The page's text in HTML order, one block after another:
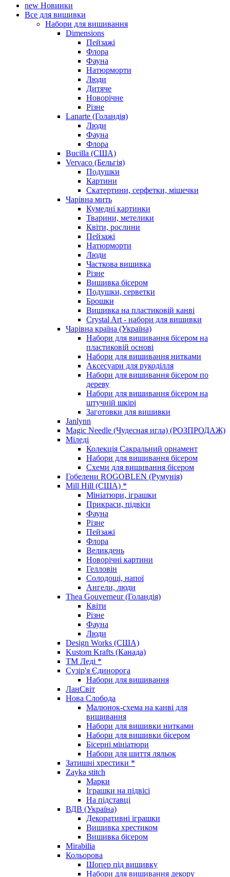
new Новинки
Все для вишивки
Набори для вишивання
Dimensions
Пейзажі
Флора
Фауна
Натюрморти
Люди
Дитяче
Новорічне
Різне
Lanarte (Голандія)
Люди
Фауна
Флора
Bucilla (США)
Vervaco (Бельгія)
Подушки
Картини
Скатертини, серфетки, мішечки
Чарiвна мить
Кумедні картинки
Тварини, метелики
Квіти, рослини
Пейзажі
Натюрморти
Люди
Часткова вишивка
Різне
Вишивка бісером
Подушки, серветки
Брошки
Вишивка на пластиковій канві
Crystal Art - набори для вишивки
Чарівна країна (Україна)
Набори для вишивання бісером на
пластиковій основі
Набори для вишивання нитками
Аксесуари для рукоділля
Набори для вишивання бісером по
дереву
Набори для вишивання бісером на
штучній шкірі
Заготовки для вишивки
Janlynn
Magic Needle (Чудесная игла) (РОЗПРОДАЖ)
Міледі
Колекція Сакральний орнамент
Набори для вишивання бісером
Схеми для вишивання бісером
Гобелени ROGOBLEN (Румунія)
Mill Hill (США) *
Мініатюри, іграшки
Прикраси, підвіси
Фауна
Різне
Пейзажі
Флора
Великдень
Новорічні картини
Гелловін
Солодощі, напої
Ангели, люди
Thea Gouverneur (Голандія)
Квіти
Різне
Фауна
Люди
Design Works (США)
Kustom Krafts (Канада)
ТМ Леді *
Сузір'я Єдинорога
Набори для вишивання
ЛанСвіт
Нова Слобода
Малюнок-схема на канві для
вишивання
Набори для вишивки нитками
Набори для вишивки бісером
Бісерні мініатюри
Набори для шиття ляльок
Затишні хрестики *
Zayka stitch
Марки
Іграшки на підвісі
На підставці
ВДВ (Україна)
Декоративні іграшки
Вишивка хрестиком
Вишивка бісером
Mirabilia
Кольорова
Шопер під вишивку
Набори для вишивання декору